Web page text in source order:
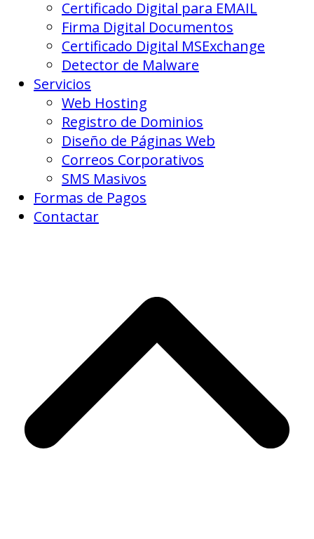
Certificado Digital para EMAIL
Firma Digital Documentos
Certificado Digital MSExchange
Detector de Malware
Servicios
Web Hosting
Registro de Dominios
Diseño de Páginas Web
Correos Corporativos
SMS Masivos
Formas de Pagos
Contactar